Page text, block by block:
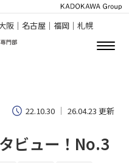
阪｜名古屋｜福岡｜札幌
22.10.30 26.04.23 更新
ビュー！No.3